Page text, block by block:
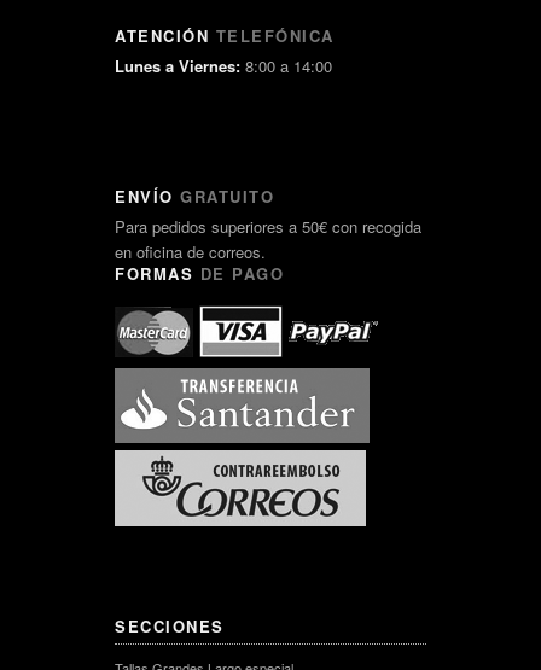
ATENCIÓN TELEFÓNICA
Lunes a Viernes: 8:00 a 14:00
ENVÍO GRATUITO
Para pedidos superiores a 50€ con recogida
en oficina de correos.
FORMAS DE PAGO
SECCIONES